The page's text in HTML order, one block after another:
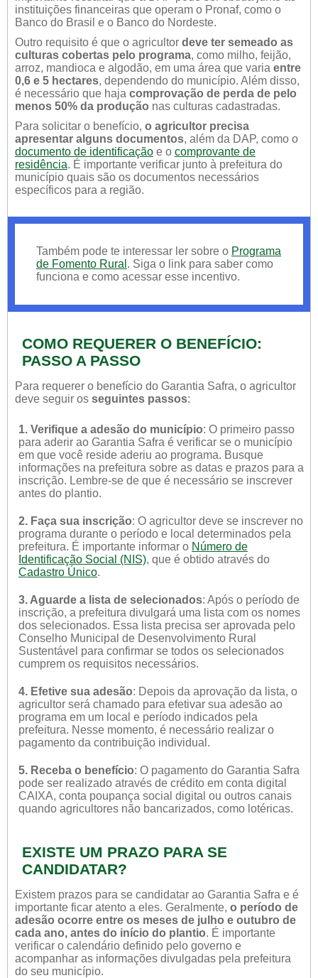
instituições financeiras que operam o Pronaf, como o
Banco do Brasil e o Banco do Nordeste.
Outro requisito é que o agricultor deve ter semeado as
culturas cobertas pelo programa, como milho, feijão,
arroz, mandioca e algodão, em uma área que varia entre
0,6 e 5 hectares, dependendo do município. Além disso,
é necessário que haja comprovação de perda de pelo
menos 50% da produção nas culturas cadastradas.
Para solicitar o benefício, o agricultor precisa
apresentar alguns documentos, além da DAP, como o
documento de identificação e o comprovante de
residência. É importante verificar junto à prefeitura do
município quais são os documentos necessários
específicos para a região.
Também pode te interessar ler sobre o Programa
de Fomento Rural . Siga o link para saber como
funciona e como acessar esse incentivo.
COMO REQUERER O BENEFÍCIO:
PASSO A PASSO
Para requerer o benefício do Garantia Safra, o agricultor
deve seguir os seguintes passos:
1. Verifique a adesão do município: O primeiro passo
para aderir ao Garantia Safra é verificar se o município
em que você reside aderiu ao programa. Busque
informações na prefeitura sobre as datas e prazos para a
inscrição. Lembre-se de que é necessário se inscrever
antes do plantio.
2. Faça sua inscrição: O agricultor deve se inscrever no
programa durante o período e local determinados pela
prefeitura. É importante informar o Número de
Identificação Social (NIS), que é obtido através do
Cadastro Único.
3. Aguarde a lista de selecionados: Após o período de
inscrição, a prefeitura divulgará uma lista com os nomes
dos selecionados. Essa lista precisa ser aprovada pelo
Conselho Municipal de Desenvolvimento Rural
Sustentável para confirmar se todos os selecionados
cumprem os requisitos necessários.
4. Efetive sua adesão: Depois da aprovação da lista, o
agricultor será chamado para efetivar sua adesão ao
programa em um local e período indicados pela
prefeitura. Nesse momento, é necessário realizar o
pagamento da contribuição individual.
5. Receba o benefício: O pagamento do Garantia Safra
pode ser realizado através de crédito em conta digital
CAIXA, conta poupança social digital ou outros canais
quando agricultores não bancarizados, como lotéricas.
EXISTE UM PRAZO PARA SE
CANDIDATAR?
Existem prazos para se candidatar ao Garantia Safra e é
importante ficar atento a eles. Geralmente, o período de
adesão ocorre entre os meses de julho e outubro de
cada ano, antes do início do plantio. É importante
verificar o calendário definido pelo governo e
acompanhar as informações divulgadas pela prefeitura
do seu município.